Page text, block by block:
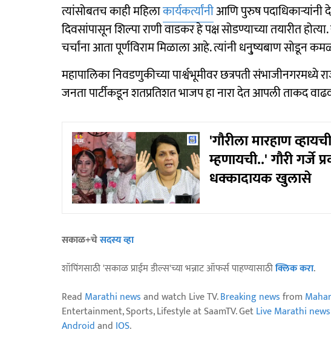
त्यांसोबतच काही महिलाकार्यकर्त्यांनीआणि पुरुष
दिवसांपासून शिल्पा राणी वाडकर हे पक्ष सोडण्याच्या तयारीत
चर्चांना आता पूर्णविराम मिळाला आहे. त्यांनी धनु्ष्यबाण सोडून
महापालिका निवडणुकीच्या पार्श्वभूमीवर छत्रपती
जनता पार्टीकडून शतप्रतिशत भाजप हा नारा देत आपली ताकद
'गौरीला मारहाण
म्हणायची..' गौरी गर्जे
धक्कादायक खुलासे
सकाळ+चेसदस्य व्हा
शॉपिंगसाठी 'सकाळ प्राईम डील्स'च्या भन्नाट ऑफर्स पाहण्यासाठीक्लिक करा.
Read Marathi newsand watch Live TV.Breaking newsfrom
Entertainment, Sports, Lifestyle at SaamTV. GetLive Marathi news
Androidand IOS.